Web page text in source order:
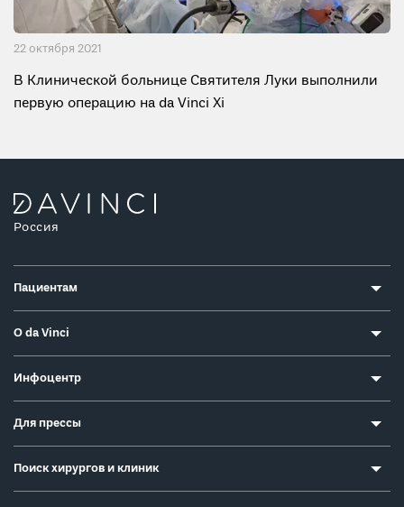
22 октября 2021
В Клинической больнице Святителя Луки выполнили
первую операцию на da Vinci Xi
Россия
Пациентам
О da Vinci
Инфоцентр
Для прессы
Поиск хирургов и клиник